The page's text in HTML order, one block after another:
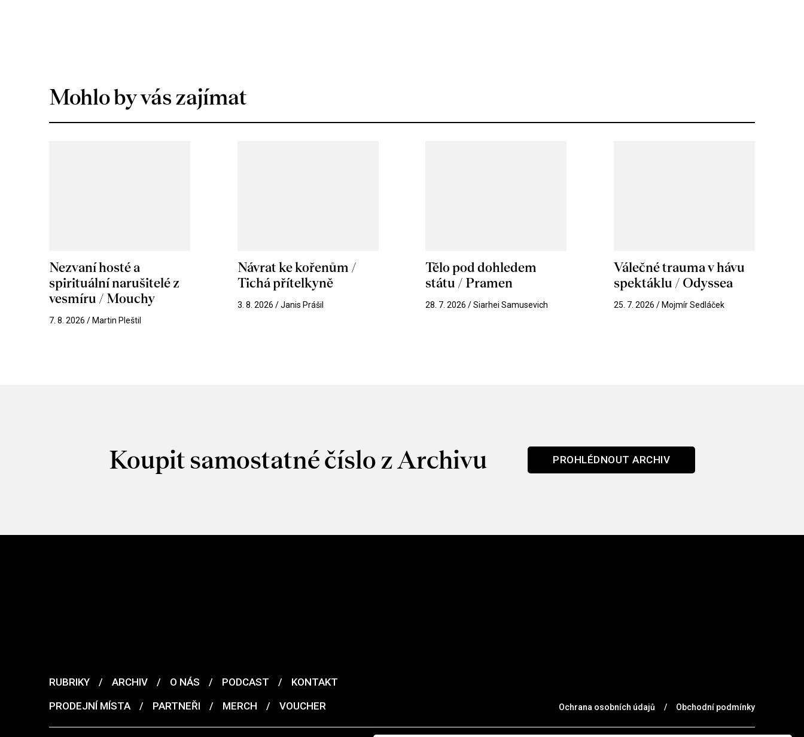
Mohlo by vás zajímat
Nezvaní hosté a
spirituální narušitelé z
vesmíru / Mouchy
7. 8. 2026 / Martin Pleštil
Návrat ke kořenům /
Tichá přítelkyně
3. 8. 2026 / Janis Prášil
Tělo pod dohledem
státu / Pramen
28. 7. 2026 / Siarhei Samusevich
Válečné trauma v hávu
spektáklu / Odyssea
25. 7. 2026 / Mojmír Sedláček
Koupit samostatné číslo z Archivu PROHLÉDNOUT ARCHIV
RUBRIKY / ARCHIV / O NÁS / PODCAST /
KONTAKT
PRODEJNÍ MÍSTA
/ PARTNEŘI / MERCH / VOUCHER Ochrana osobních údajů / Obchodní podmínky